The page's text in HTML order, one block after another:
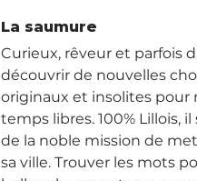
La saumure
Curieux, rêveur et parfois
découvrir de nouvelles
originaux et insolites pour
temps libres. 100% Lillois,
de la noble mission de
sa ville. Trouver les mots